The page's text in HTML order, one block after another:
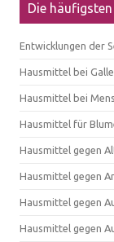
Die
Entwicklungen der
Hausmittel bei
Hausmittel bei
Hausmittel für
Hausmittel gegen
Hausmittel gegen
Hausmittel gegen
Hausmittel gegen